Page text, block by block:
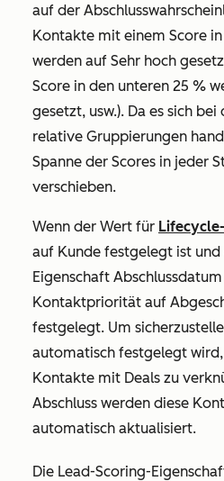
auf der
Kontakte mit einem Score
werden auf Sehr hoch
Score in den unteren 25 %
gesetzt, usw.). Da es sich
relative Gruppierungen
Spanne der Scores in jeder
verschieben.
Wenn der Wert für
auf Kunde festgelegt ist
Eigenschaft Abschlussdatum
Kontaktpriorität auf
festgelegt. Um
automatisch festgelegt
Kontakte mit Deals zu
Abschluss werden diese
automatisch aktualisiert.
Die Lead-Scoring-